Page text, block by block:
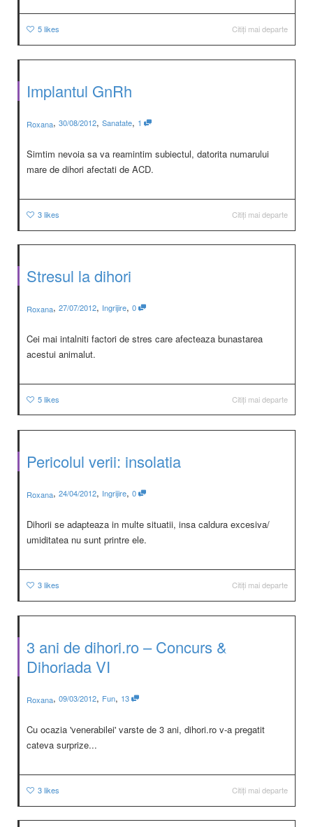
5likes Citiți mai departe
Implantul GnRh
Roxana, 30/08/2012, Sanatate, 1
Simtim nevoia sa va reamintim subiectul, datorita numarului
mare de dihori afectati de ACD.
3likes Citiți mai departe
Stresul la dihori
Roxana, 27/07/2012, Ingrijire, 0
Cei mai intalniti factori de stres care afecteaza bunastarea
acestui animalut.
5likes Citiți mai departe
Pericolul verii: insolatia
Roxana, 24/04/2012, Ingrijire, 0
Dihorii se adapteaza in multe situatii, insa caldura excesiva/
umiditatea nu sunt printre ele.
3likes Citiți mai departe
3 ani de dihori.ro – Concurs &
Dihoriada VI
Roxana, 09/03/2012, Fun, 13
Cu ocazia 'venerabilei' varste de 3 ani, dihori.ro v-a pregatit
cateva surprize...
3likes Citiți mai departe